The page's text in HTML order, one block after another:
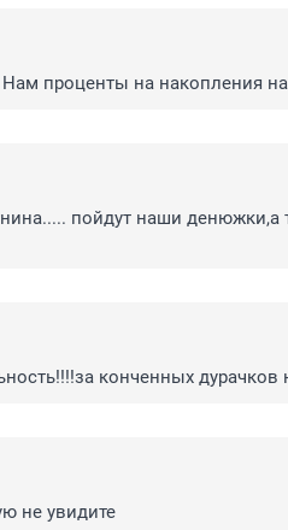
проценты на накопления
пойдут наши денюжки,а
конченных дурачков
не увидите